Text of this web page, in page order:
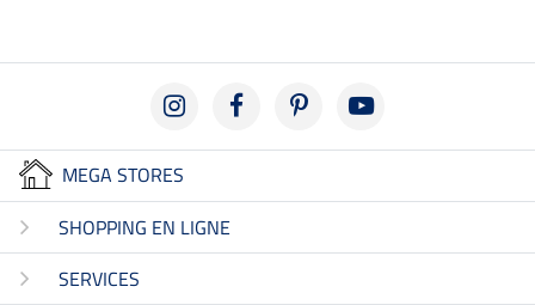
MEGA STORES
SHOPPING EN LIGNE
SERVICES